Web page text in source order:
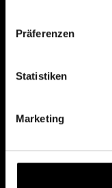
Präferenzen
Statistiken
Marketing
All rights reserved.
Depot eröffnen
Depot übertragen
Konditionen